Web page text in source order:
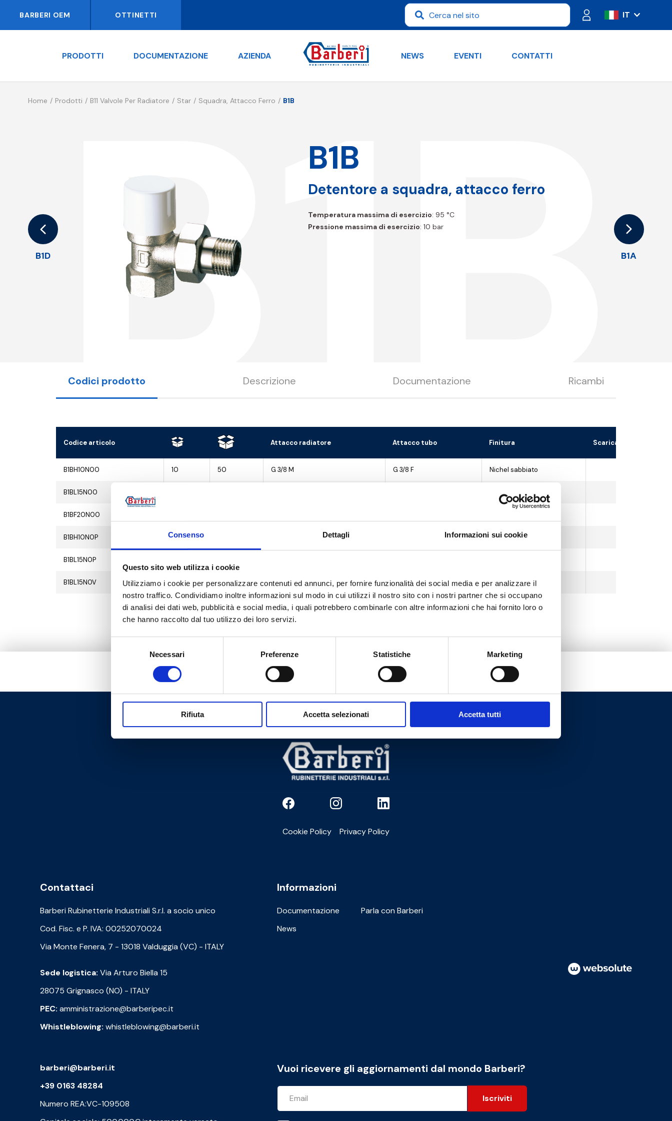
Consenso Dettagli Informazioni sui cookie
Questo sito web utilizza i cookie
Utilizziamo i cookie per personalizzare contenuti ed annunci, per fornire funzionalità dei social media e per analizzare il
nostro traffico. Condividiamo inoltre informazioni sul modo in cui utilizzi il nostro sito con i nostri partner che si occupano
di analisi dei dati web, pubblicità e social media, i quali potrebbero combinarle con altre informazioni che hai fornito loro o
che hanno raccolto dal tuo utilizzo dei loro servizi.
del
Necessari Preferenze Statistiche Marketing
Rifiuta Accetta selezionati Accetta tutti
BARBERI OEM OTTINETTI
IT
ES
DE
PRODOTTI DOCUMENTAZIONE AZIENDA NEWS EVENTI CONTATTI
Home Prodotti B11 Valvole Per Radiatore Star Squadra, Attacco Ferro B1B
B1B
B1D B1A
B1B
Detentore a squadra, attacco ferro
Temperatura massima di esercizio: 95 °C
Pressione massima di esercizio: 10 bar
Codici prodotto Descrizione Documentazione Ricambi
Codice articolo Attacco radiatore Attacco tubo Finitura Scarica il file 3D
B1BH10N00 10 50 G 3/8 M G 3/8 F Nichel sabbiato
B1BL15N00 Nichel sabbiato
B1BF20N00
B1BH10N0P 10 Nichel sabbiato
B1BL15N0P
B1BL15N0V 10 50 G 1/2 M G 1/2 F Nichel sabbiato
Hai bisogno di aiuto?
Cookie Policy Privacy Policy
Contattaci
Barberi Rubinetterie Industriali S.r.l. a socio unico
Cod. Fisc. e P. IVA: 00252070024
Via Monte Fenera, 7 - 13018 Valduggia (VC) - ITALY
Sede logistica: Via Arturo Biella 15
28075 Grignasco (NO) - ITALY
PEC: amministrazione@barberipec.it
Whistleblowing: whistleblowing@barberi.it
Informazioni
Documentazione
Parla con Barberi
News
barberi@barberi.it
+39 0163 48284
Numero REA:VC-109508
Vuoi ricevere gli aggiornamenti dal mondo Barberi?
Iscriviti